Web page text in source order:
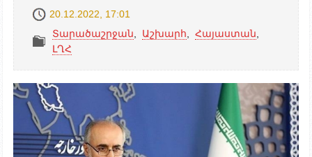
20.12.2022, 17:01
Տարածաշրջան
Աշխարհ Հայաստան
ԼՂՀ